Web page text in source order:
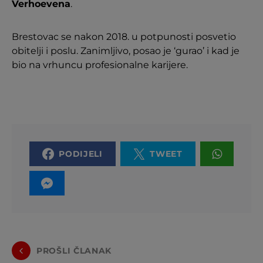
Verhoevena.
Brestovac se nakon 2018. u potpunosti posvetio
obitelji i poslu. Zanimljivo, posao je ‘gurao’ i kad je
bio na vrhuncu profesionalne karijere.
PODIJELI TWEET
PROŠLI ČLANAK